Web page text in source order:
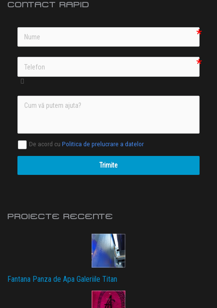
CONTACT RAPID
De acord cu Politica de prelucrare a datelor
Trimite
PROIECTE RECENTE
Fantana Panza de Apa Galeriile Titan